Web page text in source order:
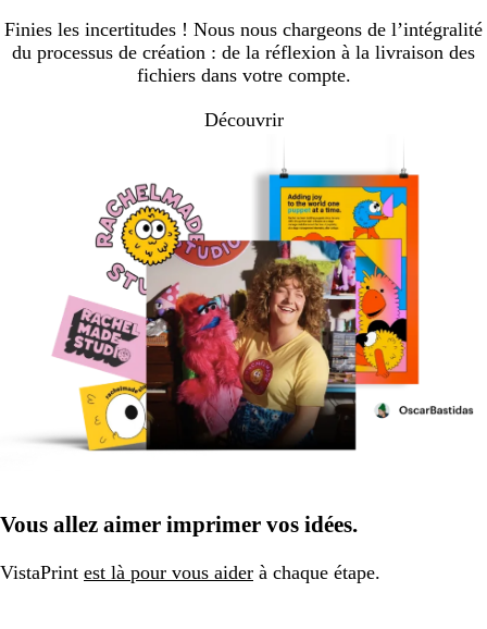
Finies les incertitudes ! Nous nous chargeons de l’intégralité
du processus de création : de la réflexion à la livraison des
fichiers dans votre compte.
Découvrir
Vous allez aimer imprimer vos idées.
VistaPrint est là pour vous aider à chaque étape.